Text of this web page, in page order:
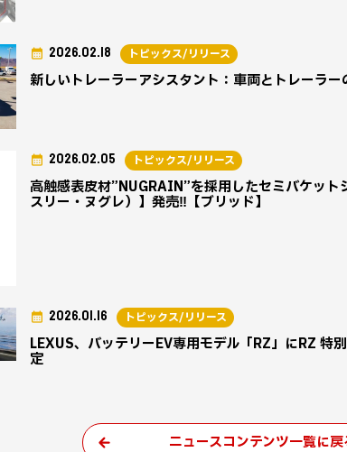
新しいトレーラーアシスタント：車両とトレーラ
2026.02.18 トピックス/リリース
高触感表皮材”NUGRAIN”を採用したセミバケッ
スリー・ヌグレ）】発売‼【ブリッド】
2026.02.05 トピックス/リリース
LEXUS、バッテリーEV専用モデル「RZ」にRZ
定
2026.01.16 トピックス/リリース
ニュースコンテンツ一覧に戻